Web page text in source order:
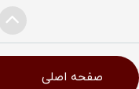
صفحه اصلی